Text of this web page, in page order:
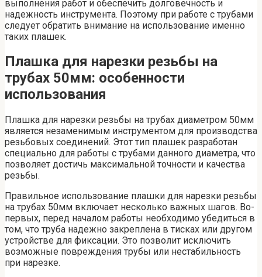
выполнения работ и обеспечить долговечность и
надежность инструмента. Поэтому при работе с трубами
следует обратить внимание на использование именно
таких плашек.
Плашка для нарезки резьбы на
трубах 50мм: особенности
использования
Плашка для нарезки резьбы на трубах диаметром 50мм
является незаменимым инструментом для производства
резьбовых соединений. Этот тип плашек разработан
специально для работы с трубами данного диаметра, что
позволяет достичь максимальной точности и качества
резьбы.
Правильное использование плашки для нарезки резьбы
на трубах 50мм включает несколько важных шагов. Во-
первых, перед началом работы необходимо убедиться в
том, что труба надежно закреплена в тисках или другом
устройстве для фиксации. Это позволит исключить
возможные повреждения трубы или нестабильность
при нарезке.